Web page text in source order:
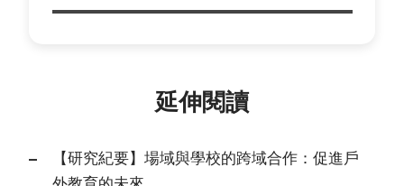
延伸閱讀
【研究紀要】場域與學校的跨域合作：促進戶